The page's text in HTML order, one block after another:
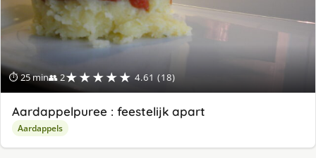
⏱ 25 min👥 2★★★★★ 4.61 (18)
Aardappelpuree : feestelijk apart
Aardappels